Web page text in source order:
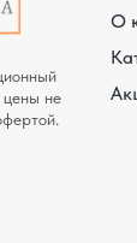
цены не
О